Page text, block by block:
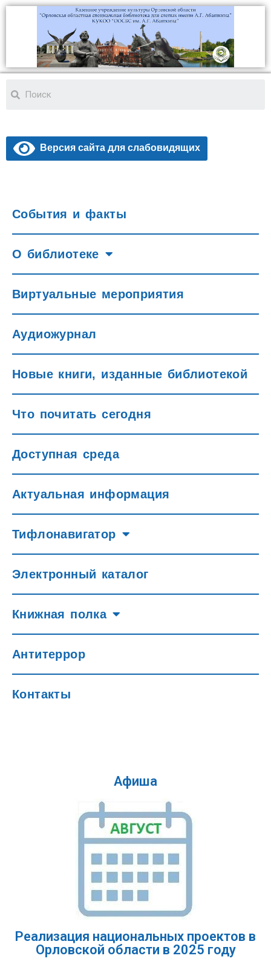
Версия сайта для слабовидящих
События и факты
О библиотеке
Виртуальные мероприятия
Аудиожурнал
Новые книги, изданные библиотекой
Что почитать сегодня
Доступная среда
Актуальная информация
Тифлонавигатор
Электронный каталог
Книжная полка
Антитеррор
Контакты
Афиша
Реализация национальных проектов в
Орловской области в 2025 году